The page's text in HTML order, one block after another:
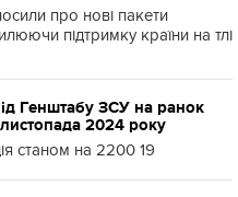
про нові пакети
підтримку країни на тлі
Генштабу ЗСУ на ранок
2024 року
станом на 2200 19